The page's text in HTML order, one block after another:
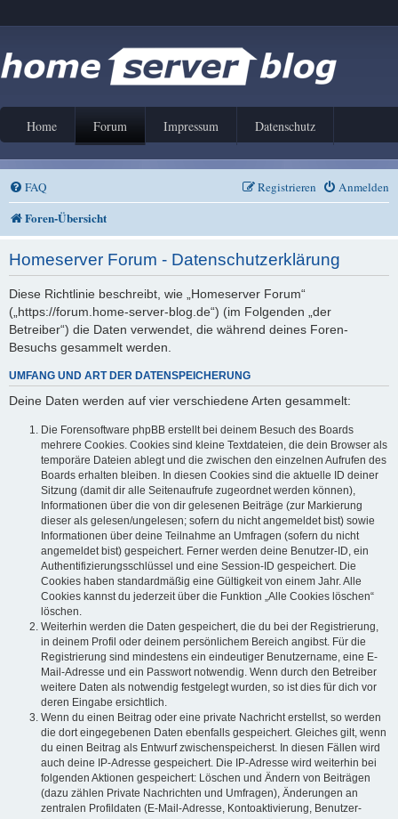
Home Forum Impressum Datenschutz
FAQ Anmelden
Registrieren
Foren-Übersicht
Homeserver Forum - Datenschutzerklärung
Diese Richtlinie beschreibt, wie „Homeserver Forum“
(„https://forum.home-server-blog.de“) (im Folgenden „der
Betreiber“) die Daten verwendet, die während deines Foren-
Besuchs gesammelt werden.
UMFANG UND ART DER DATENSPEICHERUNG
Deine Daten werden auf vier verschiedene Arten gesammelt:
Die Forensoftware phpBB erstellt bei deinem Besuch des Boards
mehrere Cookies. Cookies sind kleine Textdateien, die dein Browser als
temporäre Dateien ablegt und die zwischen den einzelnen Aufrufen des
Boards erhalten bleiben. In diesen Cookies sind die aktuelle ID deiner
Sitzung (damit dir alle Seitenaufrufe zugeordnet werden können),
Informationen über die von dir gelesenen Beiträge (zur Markierung
dieser als gelesen/ungelesen; sofern du nicht angemeldet bist) sowie
Informationen über deine Teilnahme an Umfragen (sofern du nicht
angemeldet bist) gespeichert. Ferner werden deine Benutzer-ID, ein
Authentifizierungsschlüssel und eine Session-ID gespeichert. Die
Cookies haben standardmäßig eine Gültigkeit von einem Jahr. Alle
Cookies kannst du jederzeit über die Funktion „Alle Cookies löschen“
löschen.
Weiterhin werden die Daten gespeichert, die du bei der Registrierung,
in deinem Profil oder deinem persönlichem Bereich angibst. Für die
Registrierung sind mindestens ein eindeutiger Benutzername, eine E-
Mail-Adresse und ein Passwort notwendig. Wenn durch den Betreiber
weitere Daten als notwendig festgelegt wurden, so ist dies für dich vor
deren Eingabe ersichtlich.
Wenn du einen Beitrag oder eine private Nachricht erstellst, so werden
die dort eingegebenen Daten ebenfalls gespeichert. Gleiches gilt, wenn
du einen Beitrag als Entwurf zwischenspeicherst. In diesen Fällen wird
auch deine IP-Adresse gespeichert. Die IP-Adresse wird weiterhin bei
folgenden Aktionen gespeichert: Löschen und Ändern von Beiträgen
(dazu zählen Private Nachrichten und Umfragen), Änderungen an
zentralen Profildaten (E-Mail-Adresse, Kontoaktivierung, Benutzer-